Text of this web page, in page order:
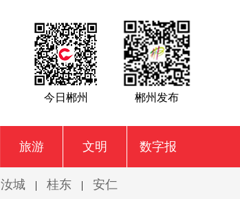
今日郴州 郴州发布
旅游 文明 数字报
汝城 | 桂东 | 安仁